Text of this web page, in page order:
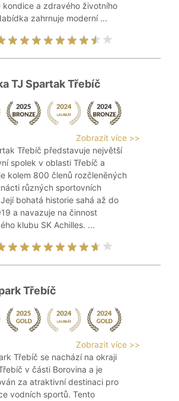
a zdravého životního
zahrnuje moderní ...
TJ Spartak Třebíč
Zobrazit více >>
Třebíč představuje největší
spolek v oblasti Třebíč a
kolem 800 členů rozčleněných
různých sportovních
bohatá historie sahá až do
a navazuje na činnost
klubu SK Achilles. ...
Třebíč
Zobrazit více >>
Třebíč se nachází na okraji
v části Borovina a je
za atraktivní destinaci pro
vodních sportů. Tento